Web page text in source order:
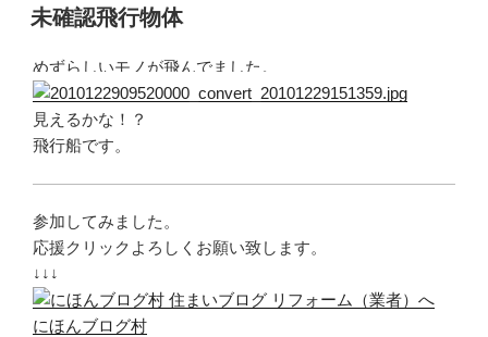
稿
日:
未確認飛行物体
めずらしいモノが飛んでました。
見えるかな！？
飛行船です。
参加してみました。
応援クリックよろしくお願い致します。
↓↓↓
にほんブログ村